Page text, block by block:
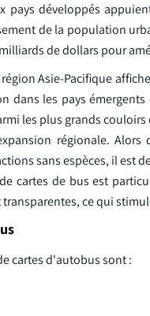
pays développés
de la population
de dollars pour
Asie-Pacifique
dans les pays
les plus grands
régionale.
sans espèces, il est
cartes de bus est
ce qui
cartes d'autobus sont :